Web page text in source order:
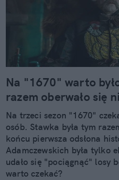
Na "1670" warto
razem oberwało się
Na trzeci sezon "1670"
osób. Stawka była tym
końcu pierwsza odsłona
Adamczewskich była tylko
udało się "pociągnąć" losy
warto czekać?